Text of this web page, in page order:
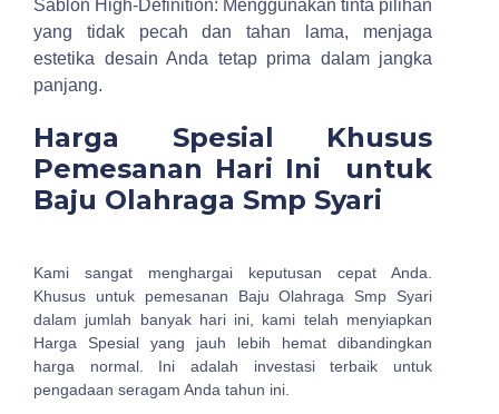
Sablon High-Definition: Menggunakan tinta pilihan
yang tidak pecah dan tahan lama, menjaga
estetika desain Anda tetap prima dalam jangka
panjang.
Harga Spesial Khusus
Pemesanan Hari Ini untuk
Baju Olahraga Smp Syari
Kami sangat menghargai keputusan cepat Anda.
Khusus untuk pemesanan Baju Olahraga Smp Syari
dalam jumlah banyak hari ini, kami telah menyiapkan
Harga Spesial yang jauh lebih hemat dibandingkan
harga normal. Ini adalah investasi terbaik untuk
pengadaan seragam Anda tahun ini.